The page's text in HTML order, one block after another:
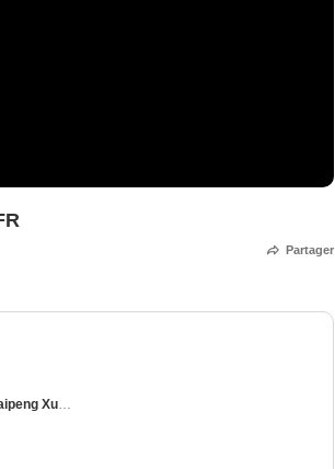
Partager
Xu,Min Han Hsieh